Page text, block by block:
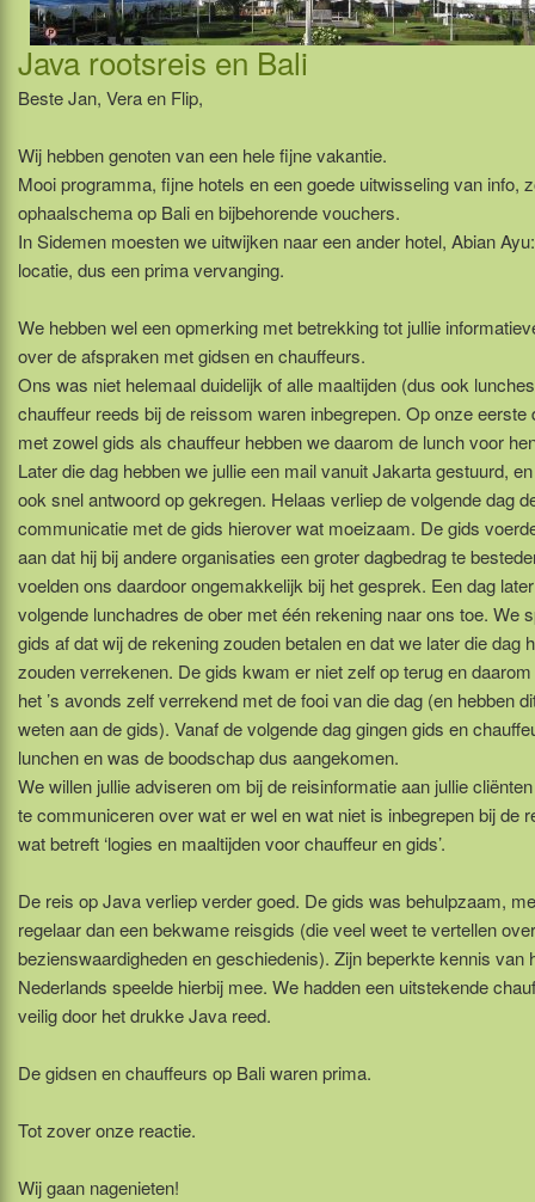
Java rootsreis en Bali
Beste Jan, Vera en Flip,
Wij hebben genoten van een hele fijne vakantie.
Mooi programma, fijne hotels en een goede uitwisseling van info,
ophaalschema op Bali en bijbehorende vouchers.
In Sidemen moesten we uitwijken naar een ander hotel, Abian
locatie, dus een prima vervanging.
We hebben wel een opmerking met betrekking tot jullie
over de afspraken met gidsen en chauffeurs.
Ons was niet helemaal duidelijk of alle maaltijden (dus ook
chauffeur reeds bij de reissom waren inbegrepen. Op onze eerste
met zowel gids als chauffeur hebben we daarom de lunch voor
Later die dag hebben we jullie een mail vanuit Jakarta gestuurd,
ook snel antwoord op gekregen. Helaas verliep de volgende dag
communicatie met de gids hierover wat moeizaam. De gids
aan dat hij bij andere organisaties een groter dagbedrag te
voelden ons daardoor ongemakkelijk bij het gesprek. Een dag
volgende lunchadres de ober met één rekening naar ons toe. We
gids af dat wij de rekening zouden betalen en dat we later die dag
zouden verrekenen. De gids kwam er niet zelf op terug en
het ’s avonds zelf verrekend met de fooi van die dag (en hebben
weten aan de gids). Vanaf de volgende dag gingen gids en
lunchen en was de boodschap dus aangekomen.
We willen jullie adviseren om bij de reisinformatie aan jullie
te communiceren over wat er wel en wat niet is inbegrepen bij de
wat betreft ‘logies en maaltijden voor chauffeur en gids’.
De reis op Java verliep verder goed. De gids was behulpzaam,
regelaar dan een bekwame reisgids (die veel weet te vertellen over
bezienswaardigheden en geschiedenis). Zijn beperkte kennis van
Nederlands speelde hierbij mee. We hadden een uitstekende
veilig door het drukke Java reed.
De gidsen en chauffeurs op Bali waren prima.
Tot zover onze reactie.
Wij gaan nagenieten!